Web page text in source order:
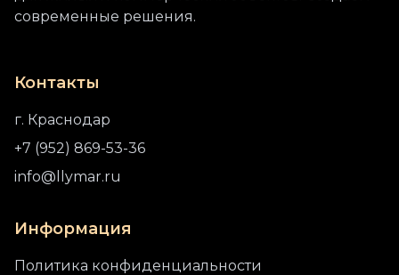
современные решения.
Контакты
г. Краснодар
+7 (952) 869-53-36
info@llymar.ru
Информация
Политика конфиденциальности